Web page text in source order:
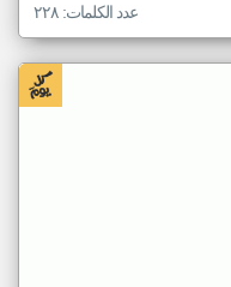
عدد الكلمات: ٢٢٨